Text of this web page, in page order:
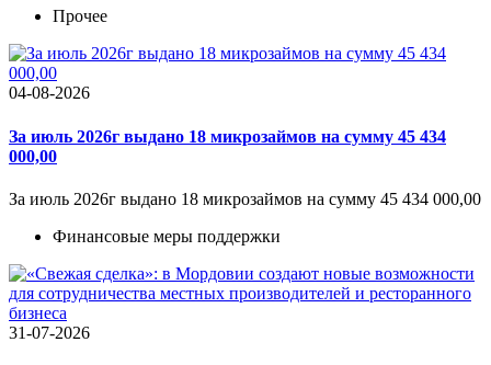
Прочее
04-08-2026
За июль 2026г выдано 18 микрозаймов на сумму 45 434
000,00
За июль 2026г выдано 18 микрозаймов на сумму 45 434 000,00
Финансовые меры поддержки
31-07-2026